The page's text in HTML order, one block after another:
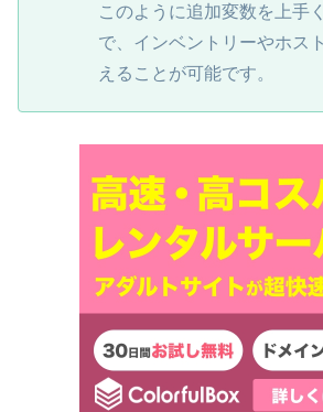
このように追加変数を上手
で、インベントリーやホス
えることが可能です。